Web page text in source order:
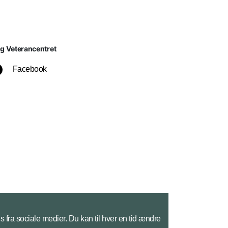
Veterancentret
Facebook
fra sociale medier. Du kan til hver en tid ændre